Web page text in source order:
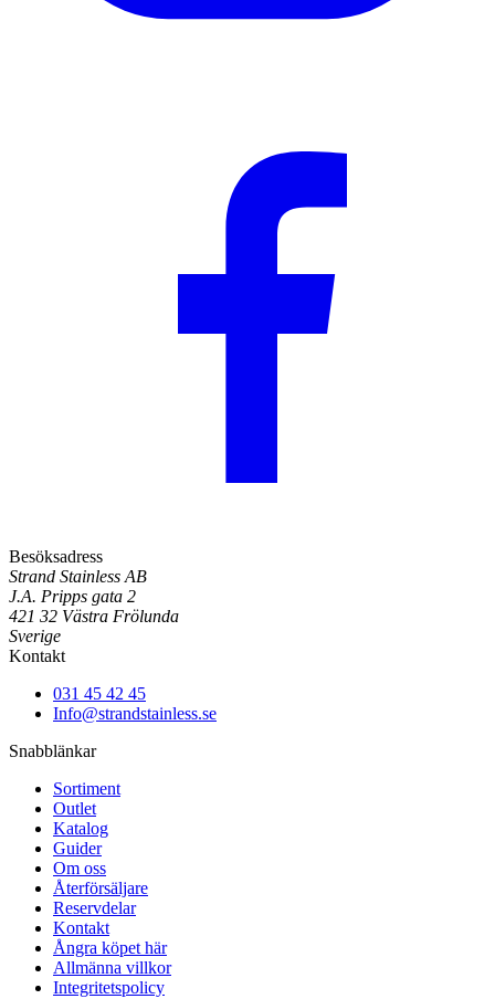
Besöksadress
Strand Stainless AB
J.A. Pripps gata 2
421 32 Västra Frölunda
Sverige
Kontakt
031 45 42 45
Info@strandstainless.se
Snabblänkar
Sortiment
Outlet
Katalog
Guider
Om oss
Återförsäljare
Reservdelar
Kontakt
Ångra köpet här
Allmänna villkor
Integritetspolicy